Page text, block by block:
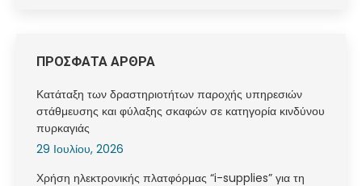
ΠΡΟΣΦΑΤΑ ΑΡΘΡΑ
Κατάταξη των δραστηριοτήτων παροχής υπηρεσιών
στάθμευσης και φύλαξης σκαφών σε κατηγορία κινδύνου
πυρκαγιάς
29 Ιουλίου, 2026
Χρήση ηλεκτρονικής πλατφόρμας “i-supplies” για τη